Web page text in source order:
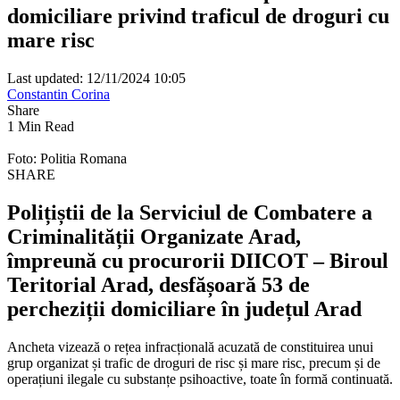
domiciliare privind traficul de droguri cu
mare risc
Last updated: 12/11/2024 10:05
Constantin Corina
Share
1 Min Read
Foto: Politia Romana
SHARE
Polițiștii de la Serviciul de Combatere a
Criminalității Organizate Arad,
împreună cu procurorii DIICOT – Biroul
Teritorial Arad, desfășoară 53 de
percheziții domiciliare în județul Arad
Ancheta vizează o rețea infracțională acuzată de constituirea unui
grup organizat și trafic de droguri de risc și mare risc, precum și de
operațiuni ilegale cu substanțe psihoactive, toate în formă continuată.